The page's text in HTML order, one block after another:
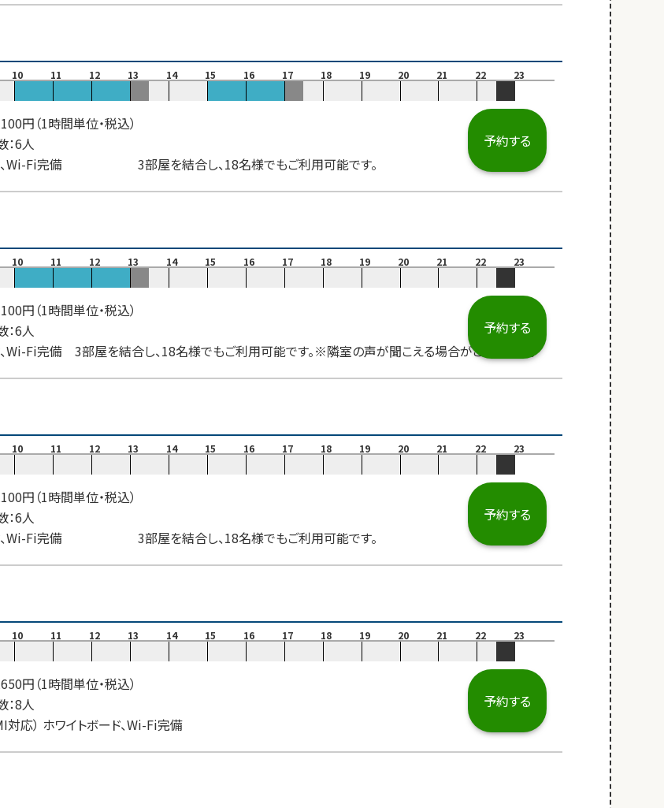
10 11 12 13 14 15 16 17 18 19 20 21 22 23
円（1時間単位・税込）
：6人
、Wi-Fi完備 3部屋を結合し、18名様でもご利用可能です。
予約する
10 11 12 13 14 15 16 17 18 19 20 21 22 23
円（1時間単位・税込）
：6人
、Wi-Fi完備 3部屋を結合し、18名様でもご利用可能です。※隣室の声が聞こえる場合がございます。
予約する
10 11 12 13 14 15 16 17 18 19 20 21 22 23
円（1時間単位・税込）
：6人
、Wi-Fi完備 3部屋を結合し、18名様でもご利用可能です。
予約する
10 11 12 13 14 15 16 17 18 19 20 21 22 23
円（1時間単位・税込）
：8人
対応） ホワイトボード、Wi-Fi完備
予約する